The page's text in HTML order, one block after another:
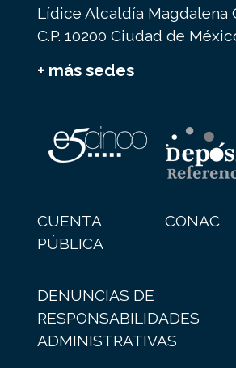
Lídice Alcaldía Magdalena
C.P. 10200 Ciudad de
+ más sedes
CUENTA
PÚBLICA
CONAC
DENUNCIAS DE
RESPONSABILIDADES
ADMINISTRATIVAS